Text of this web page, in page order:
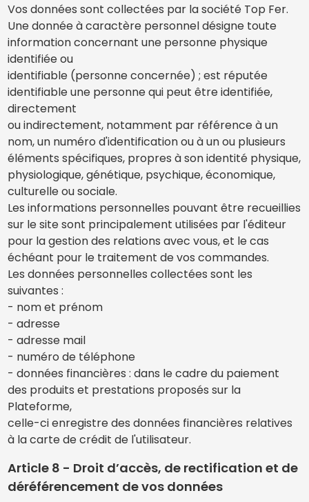
Vos données sont collectées par la société Top Fer.
Une donnée à caractère personnel désigne toute
information concernant une personne physique
identifiée ou
identifiable (personne concernée) ; est réputée
identifiable une personne qui peut être identifiée,
directement
ou indirectement, notamment par référence à un
nom, un numéro d'identification ou à un ou plusieurs
éléments spécifiques, propres à son identité physique,
physiologique, génétique, psychique, économique,
culturelle ou sociale.
Les informations personnelles pouvant être recueillies
sur le site sont principalement utilisées par l'éditeur
pour la gestion des relations avec vous, et le cas
échéant pour le traitement de vos commandes.
Les données personnelles collectées sont les
suivantes :
- nom et prénom
- adresse
- adresse mail
- numéro de téléphone
- données financières : dans le cadre du paiement
des produits et prestations proposés sur la
Plateforme,
celle-ci enregistre des données financières relatives
à la carte de crédit de l'utilisateur.
Article 8 - Droit d’accès, de rectification et de
déréférencement de vos données